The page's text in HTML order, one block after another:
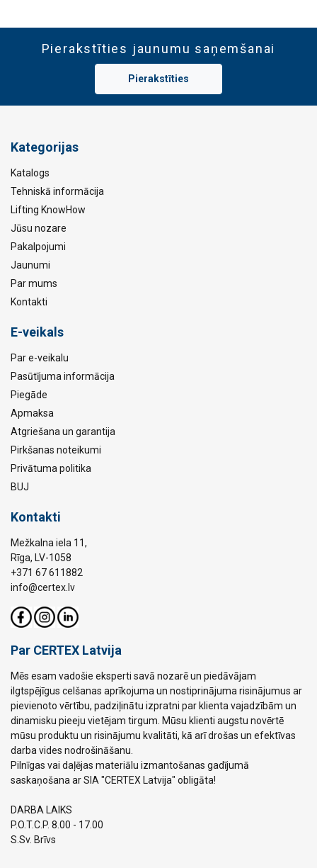
Pierakstīties jaunumu saņemšanai
Pierakstīties
Kategorijas
Katalogs
Tehniskā informācija
Lifting KnowHow
Jūsu nozare
Pakalpojumi
Jaunumi
Par mums
Kontakti
E-veikals
Par e-veikalu
Pasūtījuma informācija
Piegāde
Apmaksa
Atgriešana un garantija
Pirkšanas noteikumi
Privātuma politika
BUJ
Kontakti
Mežkalna iela 11,
Rīga, LV-1058
+371 67 611882
info@certex.lv
Par CERTEX Latvija
Mēs esam vadošie eksperti savā nozarē un piedāvājam
ilgtspējīgus celšanas aprīkojuma un nostiprinājuma risinājumus ar
pievienoto vērtību, padziļinātu izpratni par klienta vajadzībām un
dinamisku pieeju vietējam tirgum. Mūsu klienti augstu novērtē
mūsu produktu un risinājumu kvalitāti, kā arī drošas un efektīvas
darba vides nodrošināšanu.
Pilnīgas vai daļējas materiālu izmantošanas gadījumā
saskaņošana ar SIA "CERTEX Latvija" obligāta!
DARBA LAIKS
P.O.T.C.P. 8.00 - 17.00
S.Sv. Brīvs